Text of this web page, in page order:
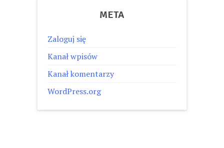
META
Zaloguj się
Kanał wpisów
Kanał komentarzy
WordPress.org